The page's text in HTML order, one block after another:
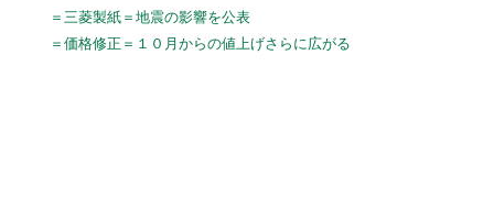
＝三菱製紙＝地震の影響を公表
＝価格修正＝１０月からの値上げさらに広がる